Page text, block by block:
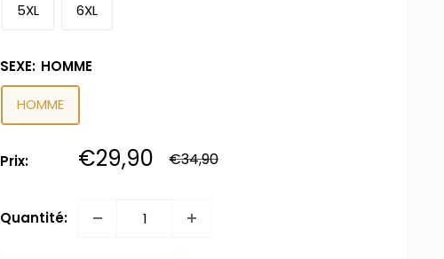
5XL 6XL
SEXE: HOMME
HOMME
Prix: Prix
réduit
€29,90 Prix
normal
€34,90
Quantité: